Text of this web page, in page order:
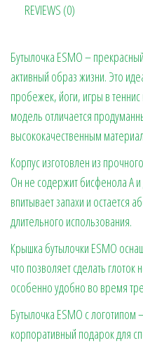
REVIEWS (0)
Бутылочка ESMO –
активный образ жизни. Это
пробежек, йоги, игры в
модель отличается
высококачественным
Корпус изготовлен из
Он не содержит бисфенола А
впитывает запахи и остается
длительного использования.
Крышка бутылочки ESMO
что позволяет сделать
особенно удобно во время
Бутылочка ESMO с
корпоративный подарок для